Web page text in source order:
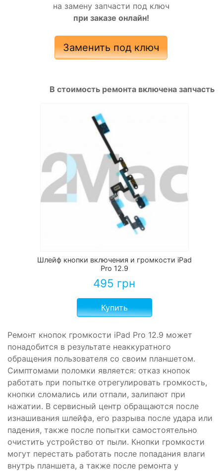
на замену запчасти под ключ
при заказе онлайн!
Заменить под ключ
В стоимость ремонта включена запчасть
Шлейф кнопки включения и громкости iPad
Pro 12.9
495 грн
Купить
Ремонт кнопок громкости iPad Pro 12.9 может
понадобится в результате неаккуратного
обращения пользователя со своим планшетом.
Симптомами поломки является: отказ кнопок
работать при попытке отрегулировать громкость,
кнопки сломались или отпали, залипают при
нажатии. В сервисный центр обращаются после
изнашивания шлейфа, его разрыва после удара или
падения, также после попытки самостоятельно
очистить устройство от пыли. Кнопки громкости
могут перестать работать после попадания влаги
внутрь планшета, а также после ремонта у